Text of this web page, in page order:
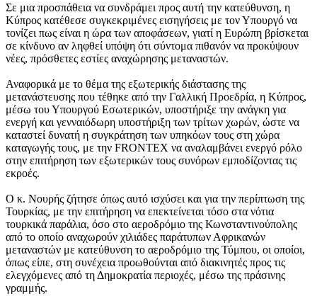
Σε μια προσπάθεια να συνδράμει προς αυτή την κατεύθυνση, η
Κύπρος κατέθεσε συγκεκριμένες εισηγήσεις με τον Υπουργό να
τονίζει πως είναι η ώρα των αποφάσεων, γιατί η Ευρώπη βρίσκεται
σε κίνδυνο αν ληφθεί υπόψη ότι σύντομα πιθανόν να προκύψουν
νέες, πρόσθετες εστίες αναχώρησης μεταναστών.
Αναφορικά με το θέμα της εξωτερικής διάστασης της
μετανάστευσης που τέθηκε από την Γαλλική Προεδρία, η Κύπρος,
μέσω του Υπουργού Εσωτερικών, υποστήριξε την ανάγκη για
ενεργή και γενναιόδωρη υποστήριξη των τρίτων χωρών, ώστε να
καταστεί δυνατή η συγκράτηση των υπηκόων τους στη χώρα
καταγωγής τους, με την FRONTEX να αναλαμβάνει ενεργό ρόλο
στην επιτήρηση των εξωτερικών τους συνόρων εμποδίζοντας τις
εκροές.
Ο κ. Νουρής ζήτησε όπως αυτό ισχύσει και για την περίπτωση της
Τουρκίας, με την επιτήρηση να επεκτείνεται τόσο στα νότια
τουρκικά παράλια, όσο στο αεροδρόμιο της Κωνσταντινούπολης
από το οποίο αναχωρούν χιλιάδες παράτυπων Αφρικανών
μεταναστών με κατεύθυνση το αεροδρόμιο της Τύμπου, οι οποίοι,
όπως είπε, στη συνέχεια προωθούνται από διακινητές προς τις
ελεγχόμενες από τη Δημοκρατία περιοχές, μέσω της πράσινης
γραμμής.